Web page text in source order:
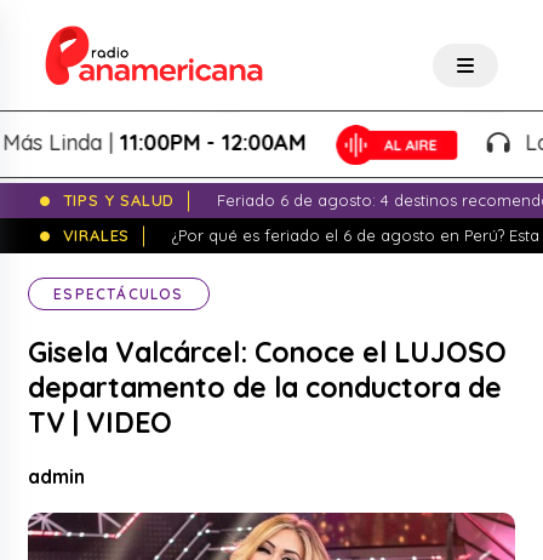
Linda |11:00PM - 12:00AM La
TIPS Y SALUD
Feriado 6 de agosto: 4 destinos
VIRALES
¿Por qué es feriado el 6 de agosto en Perú?
ESPECTÁCULOS
Gisela Valcárcel: Conoce el LUJOSO
departamento de la conductora de
TV | VIDEO
admin